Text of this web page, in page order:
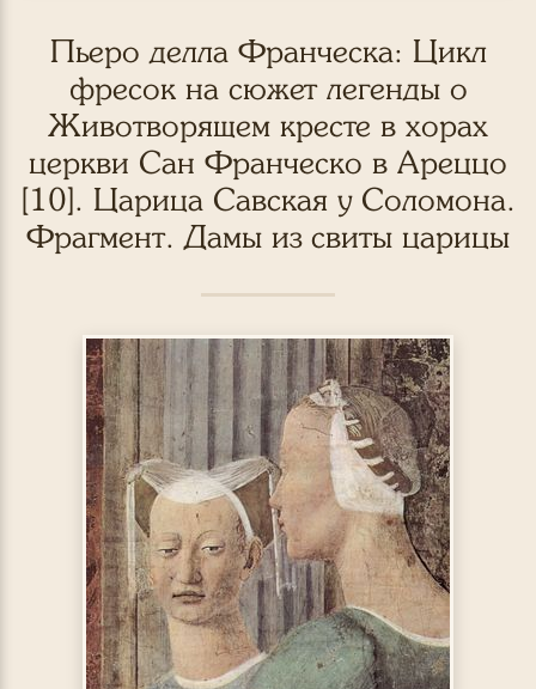
Пьеро делла Франческа: Цикл
фресок на сюжет легенды о
Животворящем кресте в хорах
церкви Сан Франческо в Ареццо
[10]. Царица Савская у Соломона.
Фрагмент. Дамы из свиты царицы